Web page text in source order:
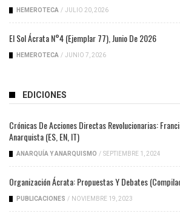
HEMEROTECA / JULIO 20, 2026
El Sol Ácrata N°4 (ejemplar 77), Junio De 2026
HEMEROTECA / JUNIO 7, 2026
EDICIONES
Crónicas De Acciones Directas Revolucionarias:
Anarquista (ES, EN, IT)
ANARQUÍA Y ANARQUISMO / SEPTIEMBRE 1, 2024
Organización Ácrata: Propuestas Y Debates
PUBLICACIONES / NOVIEMBRE 19, 2023